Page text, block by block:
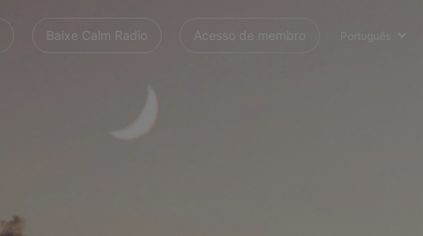
Baixe Calm Radio Acesso de membro